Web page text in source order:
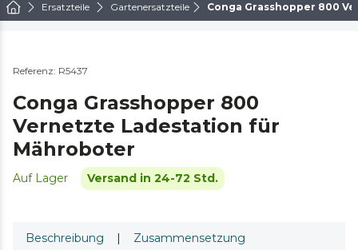
Ersatzteile Gartenersatzteile Conga Grasshopper 800
Referenz: R5437
Conga Grasshopper 800
Vernetzte Ladestation für
Mähroboter
Auf Lager Versand in 24-72 Std.
Beschreibung | Zusammensetzung